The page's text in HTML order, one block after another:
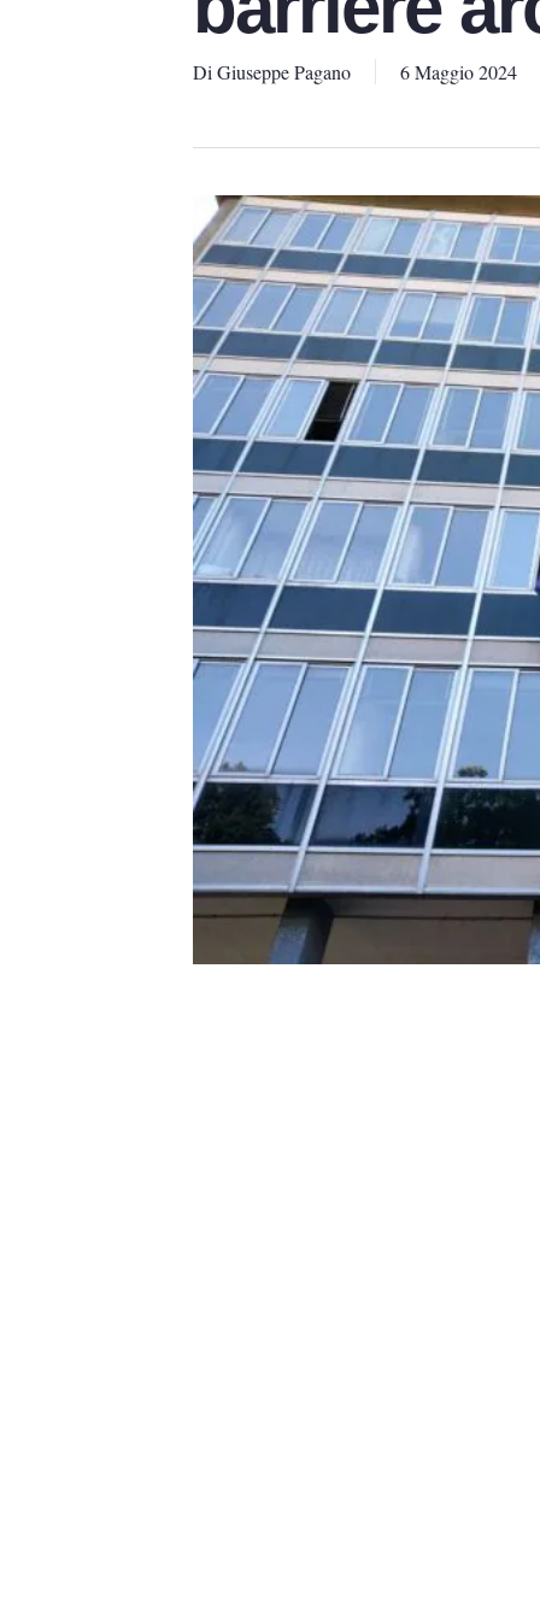
Di Giuseppe Pagano 6 Maggio 2024